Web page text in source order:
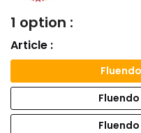
1 option :
Article :
Fluendo
Fluendo
Fluendo